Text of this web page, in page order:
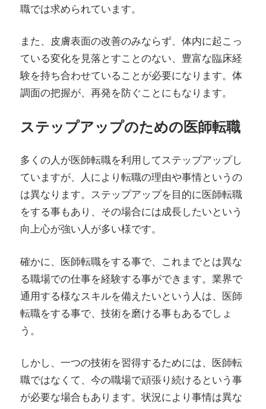
職では求められています。
また、皮膚表面の改善のみならず、体内に起こっ
ている変化を見落とすことのない、豊富な臨床経
験を持ち合わせていることが必要になります。体
調面の把握が、再発を防ぐことにもなります。
ステップアップのための医師転職
多くの人が医師転職を利用してステップアップし
ていますが、人により転職の理由や事情というの
は異なります。ステップアップを目的に医師転職
をする事もあり、その場合には成長したいという
向上心が強い人が多い様です。
確かに、医師転職をする事で、これまでとは異な
る職場での仕事を経験する事ができます。業界で
通用する様なスキルを備えたいという人は、医師
転職をする事で、技術を磨ける事もあるでしょ
う。
しかし、一つの技術を習得するためには、医師転
職ではなくて、今の職場で頑張り続けるという事
が必要な場合もあります。状況により事情は異な